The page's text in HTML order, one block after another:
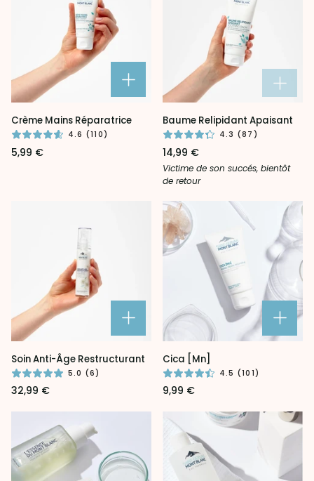
Crème
Mains
Réparatrice
Crème Mains Réparatrice
4.6 (110)
5,99 €
Baume
Relipidant
Apaisant
Baume Relipidant Apaisant
4.3 (87)
14,99 €
Victime de son succés, bientôt
de retour
Soin
Anti-
Âge
Restructurant
Soin Anti-Âge Restructurant
5.0 (6)
32,99 €
Cica
[Mn]
Cica [Mn]
4.5 (101)
9,99 €